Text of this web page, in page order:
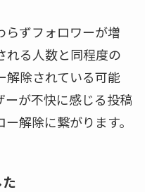
らずフォロワーが増
れる人数と同程度の
解除されている可能
が不快に感じる投稿
解除に繋がります。